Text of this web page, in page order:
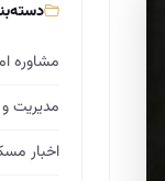
مشاوره
مدیریت
اخبار